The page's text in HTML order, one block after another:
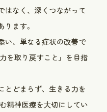
はなく、深くつながって
ます。
い、単なる症状の改善で
を取り戻すこと」を目指
とどまらず、生きる力を
精神医療を大切にしてい